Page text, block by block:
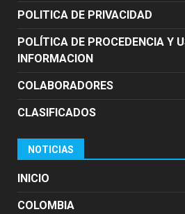
POLITICA DE PRIVACIDAD
POLÍTICA DE PROCEDENCIA Y
INFORMACION
COLABORADORES
CLASIFICADOS
NOTICIAS
INICIO
COLOMBIA